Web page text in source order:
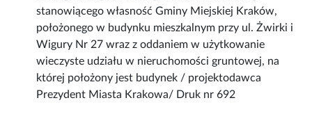
stanowiącego własność Gminy Miejskiej Kraków,
położonego w budynku mieszkalnym przy ul. Żwirki i
Wigury Nr 27 wraz z oddaniem w użytkowanie
wieczyste udziału w nieruchomości gruntowej, na
której położony jest budynek / projektodawca
Prezydent Miasta Krakowa/ Druk nr 692